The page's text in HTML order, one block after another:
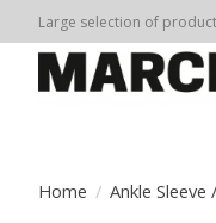
Large selection of
Home / Ankle Sleeve